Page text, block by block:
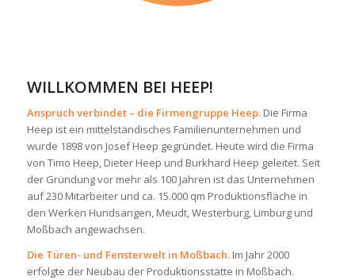
WILLKOMMEN BEI HEEP!
Anspruch verbindet – die Firmengruppe Heep.Die Firma
Heep ist ein mittelständisches Familienunternehmen und
wurde 1898 von Josef Heep gegründet. Heute wird die Firma
von Timo Heep, Dieter Heep und Burkhard Heep geleitet. Seit
der Gründung vor mehr als 100 Jahren ist das Unternehmen
auf 230 Mitarbeiter und ca. 15.000 qm Produktionsfläche in
den Werken Hundsangen, Meudt, Westerburg, Limburg und
Moßbach angewachsen.
Die Türen- und Fensterwelt in Moßbach.Im Jahr 2000
erfolgte der Neubau der Produktionsstätte in Moßbach.